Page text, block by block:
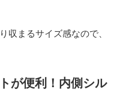
収まるサイズ感なので、
が便利！内側シル